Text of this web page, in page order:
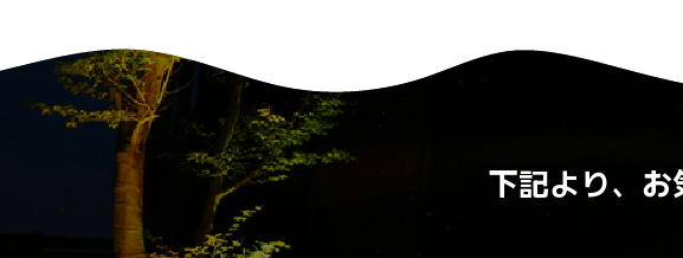
下記より、お